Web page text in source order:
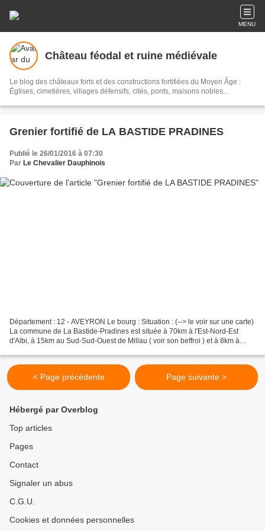
MENU
Château féodal et ruine médiévale
Le blog des châteaux forts et des constructions fortifiées du Moyen Âge :
Églises, cimetières, villages défensifs, cités, ponts, maisons nobles...
Grenier fortifié de LA BASTIDE PRADINES
Publié le 26/01/2016 à 07:30
Par Le Chevalier Dauphinois
Département : 12 - AVEYRON Le bourg : Situation : (--> le voir sur une carte)
La commune de La Bastide-Pradines est située à 70km à l'Est-Nord-Est
d'Albi, à 15km au Sud-Sud-Ouest de Millau ( voir son beffroi ) et à 8km à
< Page précédente Page suivante >
Hébergé par Overblog
Top articles
Pages
Contact
Signaler un abus
C.G.U.
Cookies et données personnelles